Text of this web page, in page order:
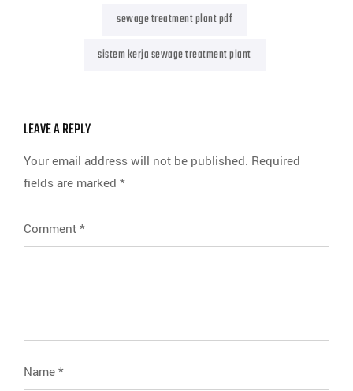
sewage treatment plant pdf
sistem kerja sewage treatment plant
LEAVE A REPLY
Your email address will not be published. Required
fields are marked *
Comment*
Name*